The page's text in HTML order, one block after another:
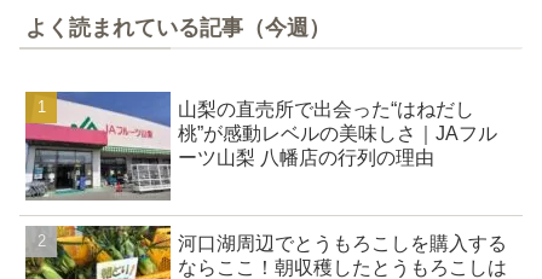
よく読まれている記事（今週）
山梨の直売所で出会った“はねだし
桃”が感動レベルの美味しさ｜JAフル
ーツ山梨 八幡店の行列の理由
河口湖周辺でとうもろこしを購入する
ならここ！朝収穫したとうもろこしは